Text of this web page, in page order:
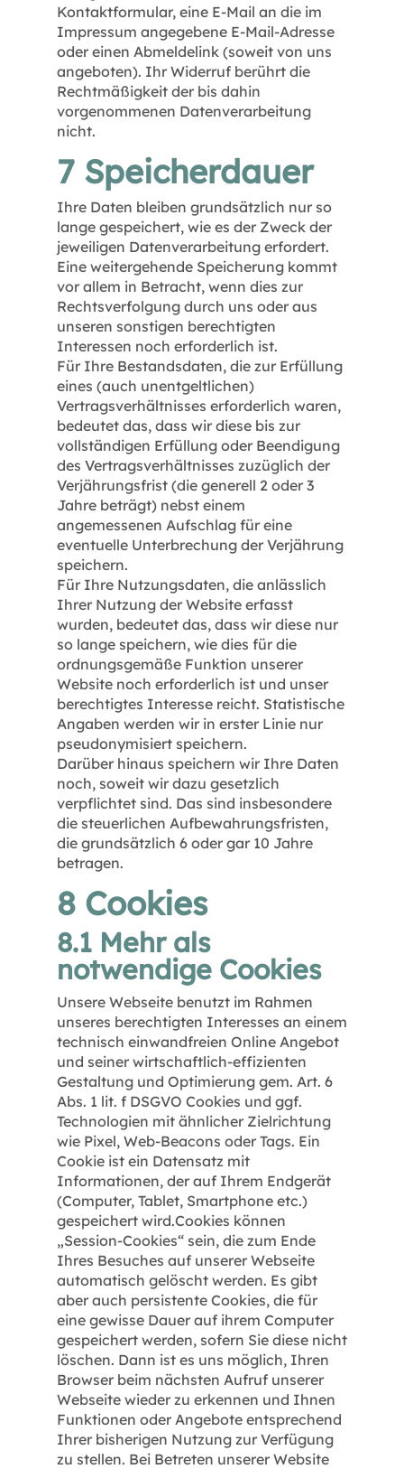
Kontaktformular, eine E-Mail an die im
Impressum angegebene E-Mail-Adresse
oder einen Abmeldelink (soweit von uns
angeboten). Ihr Widerruf berührt die
Rechtmäßigkeit der bis dahin
vorgenommenen Datenverarbeitung
nicht.
7 Speicherdauer
Ihre Daten bleiben grundsätzlich nur so
lange gespeichert, wie es der Zweck der
jeweiligen Datenverarbeitung erfordert.
Eine weitergehende Speicherung kommt
vor allem in Betracht, wenn dies zur
Rechtsverfolgung durch uns oder aus
unseren sonstigen berechtigten
Interessen noch erforderlich ist.
Für Ihre Bestandsdaten, die zur Erfüllung
eines (auch unentgeltlichen)
Vertragsverhältnisses erforderlich waren,
bedeutet das, dass wir diese bis zur
vollständigen Erfüllung oder Beendigung
des Vertragsverhältnisses zuzüglich der
Verjährungsfrist (die generell 2 oder 3
Jahre beträgt) nebst einem
angemessenen Aufschlag für eine
eventuelle Unterbrechung der Verjährung
speichern.
Für Ihre Nutzungsdaten, die anlässlich
Ihrer Nutzung der Website erfasst
wurden, bedeutet das, dass wir diese nur
so lange speichern, wie dies für die
ordnungsgemäße Funktion unserer
Website noch erforderlich ist und unser
berechtigtes Interesse reicht. Statistische
Angaben werden wir in erster Linie nur
pseudonymisiert speichern.
Darüber hinaus speichern wir Ihre Daten
noch, soweit wir dazu gesetzlich
verpflichtet sind. Das sind insbesondere
die steuerlichen Aufbewahrungsfristen,
die grundsätzlich 6 oder gar 10 Jahre
betragen.
8 Cookies
8.1 Mehr als
notwendige Cookies
Unsere Webseite benutzt im Rahmen
unseres berechtigten Interesses an einem
technisch einwandfreien Online Angebot
und seiner wirtschaftlich-effizienten
Gestaltung und Optimierung gem. Art. 6
Abs. 1 lit. f DSGVO Cookies und ggf.
Technologien mit ähnlicher Zielrichtung
wie Pixel, Web-Beacons oder Tags. Ein
Cookie ist ein Datensatz mit
Informationen, der auf Ihrem Endgerät
(Computer, Tablet, Smartphone etc.)
gespeichert wird.Cookies können
„Session-Cookies“ sein, die zum Ende
Ihres Besuches auf unserer Webseite
automatisch gelöscht werden. Es gibt
aber auch persistente Cookies, die für
eine gewisse Dauer auf ihrem Computer
gespeichert werden, sofern Sie diese nicht
löschen. Dann ist es uns möglich, Ihren
Browser beim nächsten Aufruf unserer
Webseite wieder zu erkennen und Ihnen
Funktionen oder Angebote entsprechend
Ihrer bisherigen Nutzung zur Verfügung
zu stellen. Bei Betreten unserer Website